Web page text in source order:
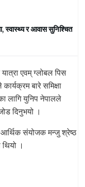
स्वास्थ्य र आवास सुनिश्चित
एवम् ग्लोबल पिस
बारे समिक्षा
लागि युनिप नेपालले
दिनुभयो ।
संयोजक मन्जु श्रेष्ठ
।